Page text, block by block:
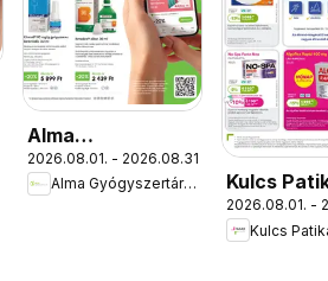
Alma
Gyógyszertárak
akciós újság
2026.08.01. - 2026.08.31.
Alma Gyógyszertárak
Kulcs
akciós
2026.08.01. -
Kulcs